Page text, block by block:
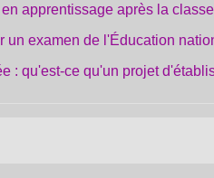
apprentissage après la
un examen de l'Éducation
: qu'est-ce qu'un projet